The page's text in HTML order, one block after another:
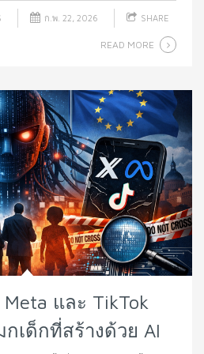
ก.พ. 22, 2026 SHARE
READ MORE
และ TikTok
เด็กที่สร้างด้วย AI